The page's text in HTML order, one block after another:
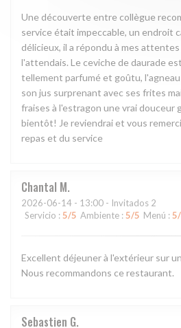
Une découverte entre collègue
service était impeccable, un endroit
délicieux, il a répondu à mes
l'attendais. Le ceviche de daurade
tellement parfumé et goûtu,
son jus surprenant avec ses frites
fraises à l'estragon une vrai douceur
bientôt! Je reviendrai et vous
repas et du service
Chantal M
2026-06-14 - 13:00 - Invitados 2
Servicio : 5/5 Ambiente : 5/5 Menú : 5
Excellent déjeuner à l'extérieur sur
Nous recommandons ce restaurant.
Sebastien G